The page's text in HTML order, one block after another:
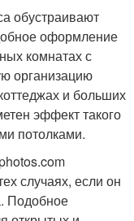
обустраивают
оформление
комнатах с
организацию
и больших
эффект такого
потолками.
случаях, если он
Подобное